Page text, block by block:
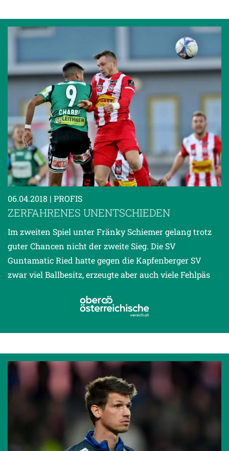
06.04.2018 | PROFIS
ZERFAHRENES UNENTSCHIEDEN
Im zweiten Spiel unter Fränky Schiemer gelang trotz
guter Chancen nicht der zweite Sieg. Die SV
Guntamatic Ried hatte gegen die Kapfenberger SV
zwar viel Ballbesitz, erzeugte aber auch viele Fehlpäs